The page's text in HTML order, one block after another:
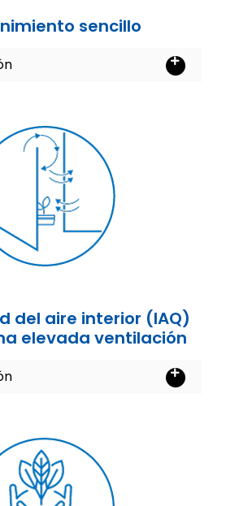
sencillo
del aire interior (IAQ)
elevada ventilación